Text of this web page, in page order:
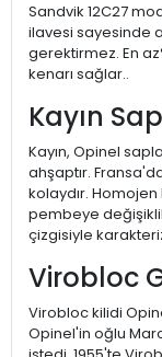
Sandvik 12C27
ilavesi sayesinde
gerektirmez. En
kenarı sağlar..
Kayın Sap
Kayın, Opinel
ahşaptır.
kolaydır.
pembeye
çizgisiyle
Virobloc
Virobloc kilidi
Opinel'in oğlu